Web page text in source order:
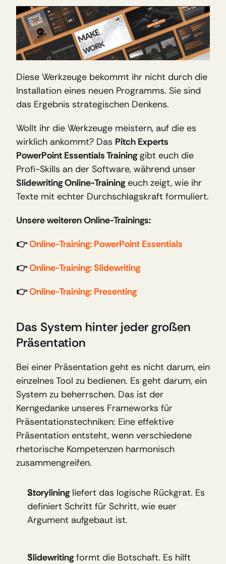
Diese Werkzeuge bekommt ihr nicht durch die
Installation eines neuen Programms. Sie sind
das Ergebnis strategischen Denkens.
Wollt ihr die Werkzeuge meistern, auf die es
wirklich ankommt? Das Pitch Experts
PowerPoint Essentials Training gibt euch die
Slidewriting Online-Training euch zeigt, wie ihr
Texte mit echter Durchschlagskraft formuliert.
Unsere weiteren Online-Trainings:
👉 Online-Training: PowerPoint Essentials
👉 Online-Training: Slidewriting
👉 Online-Training: Presenting
Das System hinter jeder großen
Präsentation
Bei einer Präsentation geht es nicht darum, ein
einzelnes Tool zu bedienen. Es geht darum, ein
System zu beherrschen. Das ist der
Kerngedanke unseres Frameworks für
Präsentationstechniken: Eine effektive
Präsentation entsteht, wenn verschiedene
rhetorische Kompetenzen harmonisch
zusammengreifen.
Storylining liefert das logische Rückgrat. Es
definiert Schritt für Schritt, wie euer
Argument aufgebaut ist.
Slidewriting formt die Botschaft. Es hilft